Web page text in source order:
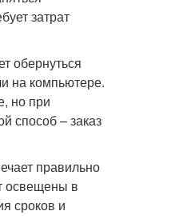
затрат
обернуться
на компьютере.
но при
способ – заказ
правильно
освещены в
сроков и